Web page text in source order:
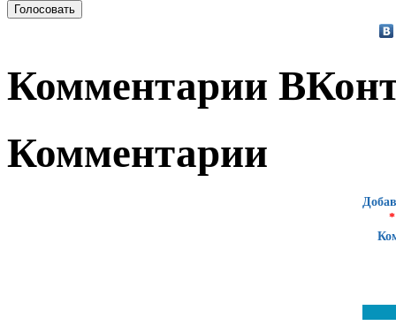
Комментарии
Комментарии
*